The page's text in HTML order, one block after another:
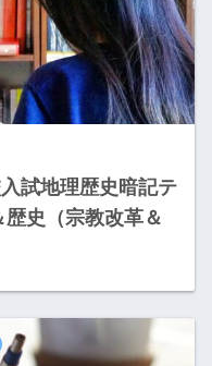
試地理歴史暗記テ
史（宗教改革＆